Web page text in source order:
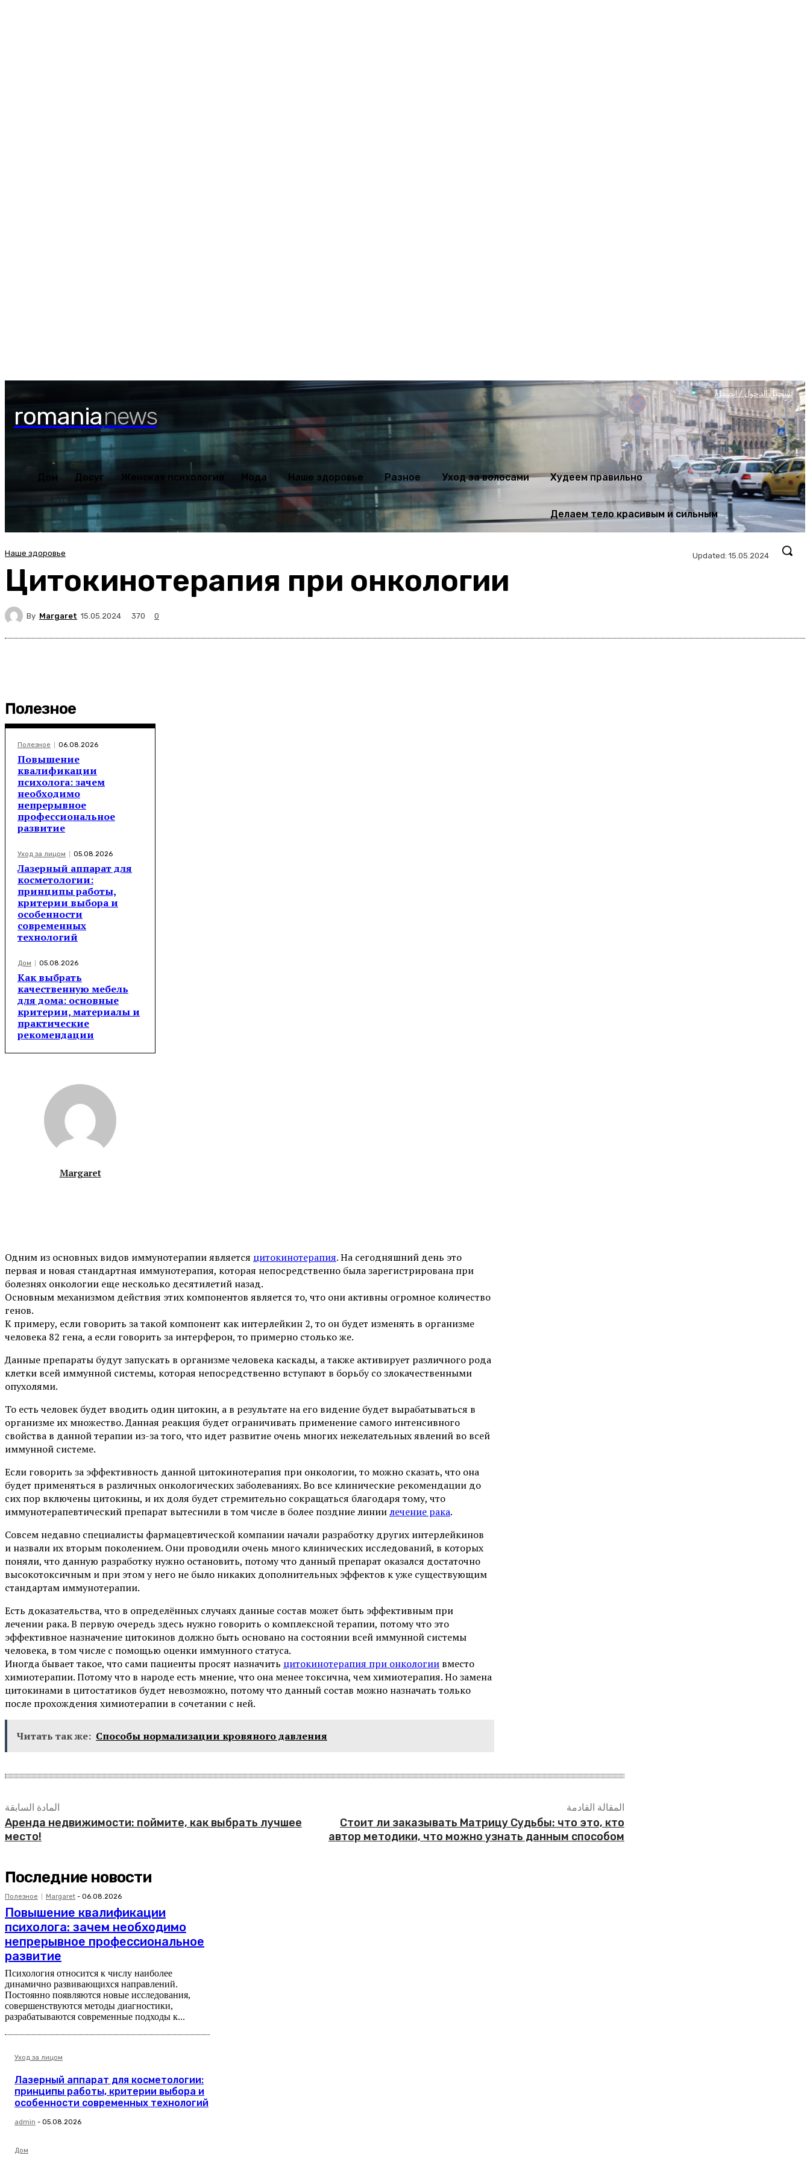
تسجيل الدخول / انضمام
romanianews
Дом Досуг Женская психология Мода Наше здоровье Разное Уход за волосами Худеем правильно
Делаем тело красивым и сильным
Наше здоровье Updated: 15.05.2024
Цитокинотерапия при онкологии
By Margaret 15.05.2024 370 0
Полезное
Полезное 06.08.2026
Повышение
квалификации
психолога: зачем
необходимо
непрерывное
профессиональное
развитие
Уход за лицом 05.08.2026
Лазерный аппарат для
косметологии:
принципы работы,
критерии выбора и
особенности
современных
технологий
Дом 05.08.2026
Как выбрать
качественную мебель
для дома: основные
критерии, материалы и
практические
рекомендации
Margaret
Одним из основных видов иммунотерапии является цитокинотерапия. На сегодняшний день это
первая и новая стандартная иммунотерапия, которая непосредственно была зарегистрирована при
болезнях онкологии еще несколько десятилетий назад.
Основным механизмом действия этих компонентов является то, что они активны огромное количество
генов.
К примеру, если говорить за такой компонент как интерлейкин 2, то он будет изменять в организме
человека 82 гена, а если говорить за интерферон, то примерно столько же.
Данные препараты будут запускать в организме человека каскады, а также активирует различного рода
клетки всей иммунной системы, которая непосредственно вступают в борьбу со злокачественными
опухолями.
То есть человек будет вводить один цитокин, а в результате на его видение будет вырабатываться в
организме их множество. Данная реакция будет ограничивать применение самого интенсивного
свойства в данной терапии из-за того, что идет развитие очень многих нежелательных явлений во всей
иммунной системе.
Если говорить за эффективность данной цитокинотерапия при онкологии, то можно сказать, что она
будет применяться в различных онкологических заболеваниях. Во все клинические рекомендации до
сих пор включены цитокины, и их доля будет стремительно сокращаться благодаря тому, что
иммунотерапевтический препарат вытеснили в том числе в более поздние линиилечение рака.
Совсем недавно специалисты фармацевтической компании начали разработку других интерлейкинов
и назвали их вторым поколением. Они проводили очень много клинических исследований, в которых
поняли, что данную разработку нужно остановить, потому что данный препарат оказался достаточно
высокотоксичным и при этом у него не было никаких дополнительных эффектов к уже существующим
стандартам иммунотерапии.
Есть доказательства, что в определённых случаях данные состав может быть эффективным при
лечении рака. В первую очередь здесь нужно говорить о комплексной терапии, потому что это
эффективное назначение цитокинов должно быть основано на состоянии всей иммунной системы
человека, в том числе с помощью оценки иммунного статуса.
Иногда бывает такое, что сами пациенты просят назначить цитокинотерапия при онкологии вместо
химиотерапии. Потому что в народе есть мнение, что она менее токсична, чем химиотерапия. Но замена
цитокинами в цитостатиков будет невозможно, потому что данный состав можно назначать только
после прохождения химиотерапии в сочетании с ней.
Читать так же: Способы нормализации кровяного давления
المادة السابقة
Аренда недвижимости: поймите, как выбрать лучшее
место!
المقالة القادمة
Стоит ли заказывать Матрицу Судьбы: что это, кто
автор методики, что можно узнать данным способом
Последние новости
Полезное Margaret - 06.08.2026
Повышение квалификации
психолога: зачем необходимо
непрерывное профессиональное
развитие
Психология относится к числу наиболее
динамично развивающихся направлений.
Постоянно появляются новые исследования,
совершенствуются методы диагностики,
разрабатываются современные подходы к...
Уход за лицом
Лазерный аппарат для косметологии:
принципы работы, критерии выбора и
особенности современных технологий
admin - 05.08.2026
Дом